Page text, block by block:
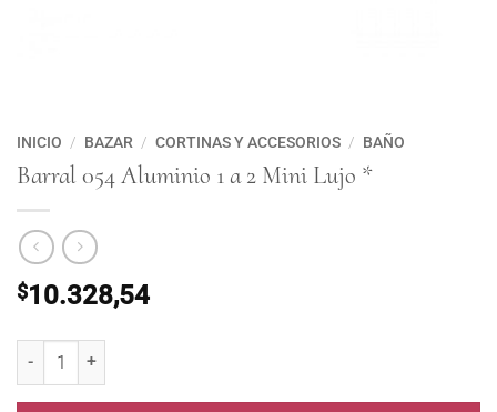
INICIO / BAZAR / CORTINAS Y ACCESORIOS / BAÑO
Barral 054 Aluminio 1 a 2 Mini Lujo *
$10.328,54